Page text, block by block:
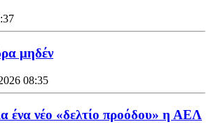
μηδέν
08:35
ένα νέο «δελτίο προόδου» η ΑΕΛ